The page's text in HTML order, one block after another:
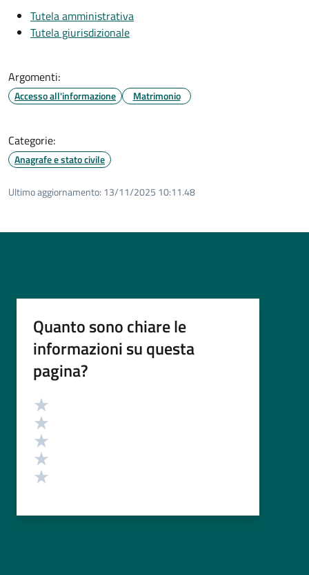
Tutela amministrativa
Tutela giurisdizionale
Argomenti:
Accesso all'informazione Matrimonio
Categorie:
Anagrafe e stato civile
Ultimo aggiornamento: 13/11/2025 10:11.48
Quanto sono chiare le
informazioni su questa
pagina?
Valutazione